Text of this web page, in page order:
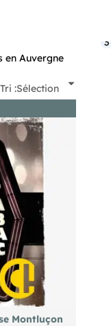
en Auvergne
3
Tri :Sélection
Montluçon